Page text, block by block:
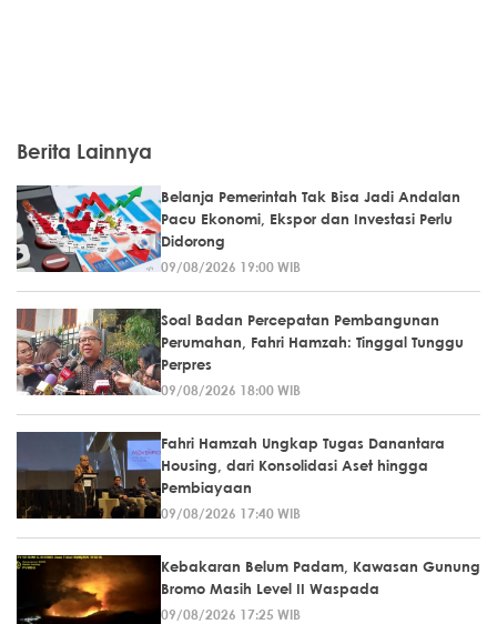
Berita Lainnya
Belanja Pemerintah Tak Bisa Jadi Andalan
Pacu Ekonomi, Ekspor dan Investasi Perlu
Didorong
09/08/2026 19:00 WIB
Soal Badan Percepatan Pembangunan
Perumahan, Fahri Hamzah: Tinggal Tunggu
Perpres
09/08/2026 18:00 WIB
Fahri Hamzah Ungkap Tugas Danantara
Housing, dari Konsolidasi Aset hingga
Pembiayaan
09/08/2026 17:40 WIB
Kebakaran Belum Padam, Kawasan Gunung
Bromo Masih Level II Waspada
09/08/2026 17:25 WIB